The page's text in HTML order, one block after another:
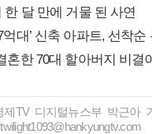
한 달 만에 거물 된 사연
억대’ 신축 아파트, 선착순
혼한 70대 할아버지 비결
제TV 디지털뉴스부 박근아
twilight1093@hankyungtv.com